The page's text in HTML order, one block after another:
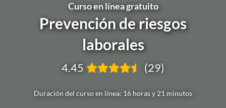
Curso en línea gratuito
Prevención de riesgos
laborales
Duración del curso en línea: 16 horas y 21 minutos
4.45 (29)